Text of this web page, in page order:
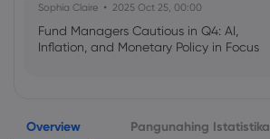
Sophia Claire 2025 Oct 25, 00:00
Fund Managers Cautious in Q4: AI,
Inflation, and Monetary Policy in Focus
US Government Shutdown Threatens
Overview Pangunahing Istatistika